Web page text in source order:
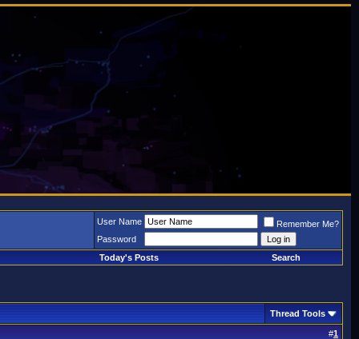
User Name
Remember Me?
Password
Today's Posts
Search
Thread Tools
#1